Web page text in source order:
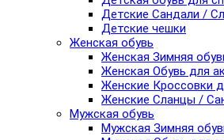
Детские Сандали /
Детские чешки
Женская обувь
Женская Зимняя
Женская Обувь для
Женские Кроссовки
Женские Сланцы /
Мужская обувь
Мужская Зимняя